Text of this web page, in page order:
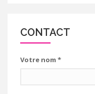
CONTACT
Votre nom *